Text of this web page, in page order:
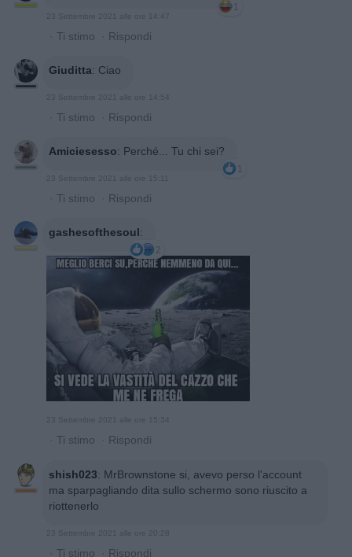
1
23 Settembre 2021 alle ore 14:47
· Ti stimo · Rispondi
Giuditta: Ciao
· Ti stimo · Rispondi
Amiciesesso: Perché... Tu chi sei?
1
· Ti stimo · Rispondi
gashesofthesoul:
2
· Ti stimo · Rispondi
shish023: MrBrownstone si, avevo perso l'account
ma sparpagliando dita sullo schermo sono riuscito a
riottenerlo
· Ti stimo · Rispondi